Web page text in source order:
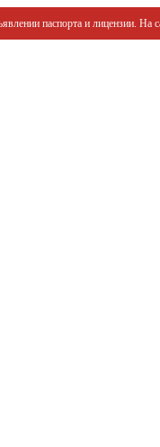
паспорта и лицензии. На